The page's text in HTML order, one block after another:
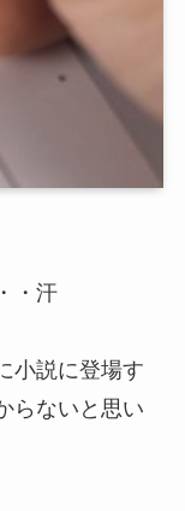
・汗
小説に登場す
らないと思い